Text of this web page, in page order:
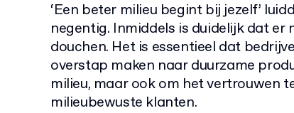
‘Een beter milieu begint bij jezelf’
negentig. Inmiddels is duidelijk dat
douchen. Het is essentieel dat
overstap maken naar duurzame
milieu, maar ook om het vertrouwen
milieubewuste klanten.